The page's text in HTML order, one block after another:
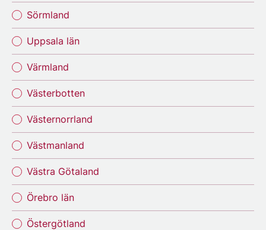
Sörmland
Uppsala län
Värmland
Västerbotten
Västernorrland
Västmanland
Västra Götaland
Örebro län
Östergötland